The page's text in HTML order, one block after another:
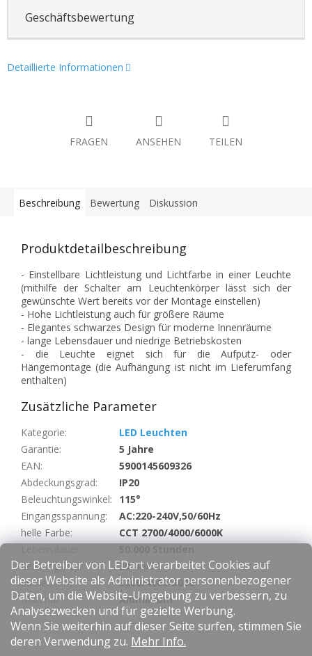
Der Betreiber von LEDart verarbeitet Cookies auf
dieser Website als Administrator personenbezogener
Daten, um die Website-Umgebung zu verbessern, zu
Analysezwecken und für gezielte Werbung.
Wenn Sie weiterhin auf dieser Seite surfen, stimmen Sie
deren Verwendung zu. Mehr Info.
Geschäftsbewertung
Detaillierte Informationen
FRAGEN ANSEHEN TEILEN
Beschreibung Bewertung Diskussion
Produktdetailbeschreibung
- Einstellbare Lichtleistung und Lichtfarbe in einer Leuchte
(mithilfe der Schalter am Leuchtenkörper lässt sich der
gewünschte Wert bereits vor der Montage einstellen)
- Hohe Lichtleistung auch für größere Räume
- Elegantes schwarzes Design für moderne Innenräume
- lange Lebensdauer und niedrige Betriebskosten
- die Leuchte eignet sich für die Aufputz- oder
Hängemontage (die Aufhängung ist nicht im Lieferumfang
enthalten)
Zusätzliche Parameter
Kategorie:
LED Leuchten
Garantie:
5 Jahre
EAN:
5900145609326
Abdeckungsgrad:
IP20
Beleuchtungswinkel:
115°
Eingangsspannung:
AC:220-240V,50/60Hz
helle Farbe:
CCT 2700/4000/6000K
Leistung (W):
30/40/50
Lumen (lm):
3000/4000/5000
Material: Aluminium